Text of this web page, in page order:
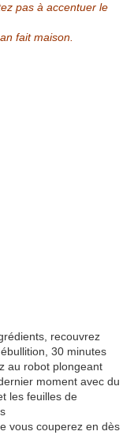
pas à accentuer le
fait maison.
recouvrez
30 minutes
au robot plongeant
moment avec du
les feuilles de
vous couperez en dès